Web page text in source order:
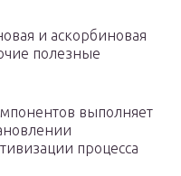
и аскорбиновая
полезные
выполняет
процесса